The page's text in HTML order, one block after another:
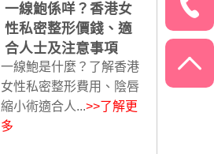
一線鮑係咩？香港女
性私密整形價錢、適
合人士及注意事項
一線鮑是什麼？了解香港
女性私密整形費用、陰唇
縮小術適合人...>>了解更
多